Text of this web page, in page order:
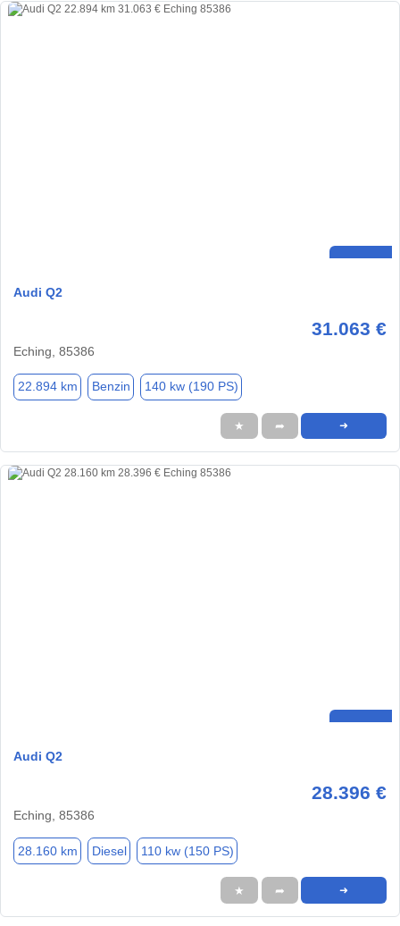
Audi Q2
31.063 €
Eching, 85386
22.894 km Benzin 140 kw (190 PS)
★ ➦ ➜
Audi Q2
28.396 €
Eching, 85386
28.160 km Diesel 110 kw (150 PS)
★ ➦ ➜